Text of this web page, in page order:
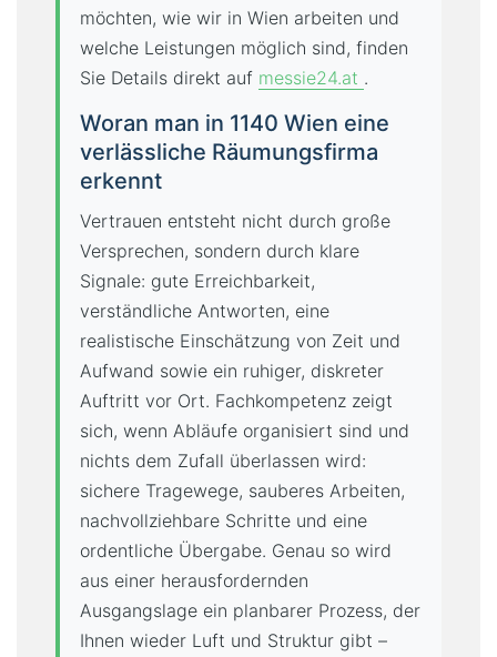
möchten, wie wir in Wien arbeiten und
welche Leistungen möglich sind, finden
Sie Details direkt auf messie24.at .
Woran man in 1140 Wien eine
verlässliche Räumungsfirma
erkennt
Vertrauen entsteht nicht durch große
Versprechen, sondern durch klare
Signale: gute Erreichbarkeit,
verständliche Antworten, eine
realistische Einschätzung von Zeit und
Aufwand sowie ein ruhiger, diskreter
Auftritt vor Ort. Fachkompetenz zeigt
sich, wenn Abläufe organisiert sind und
nichts dem Zufall überlassen wird:
sichere Tragewege, sauberes Arbeiten,
nachvollziehbare Schritte und eine
ordentliche Übergabe. Genau so wird
aus einer herausfordernden
Ausgangslage ein planbarer Prozess, der
Ihnen wieder Luft und Struktur gibt –